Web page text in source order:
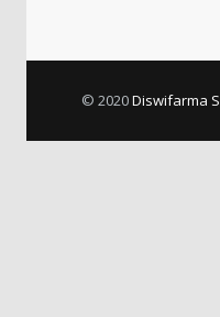
© 2020Diswifarma